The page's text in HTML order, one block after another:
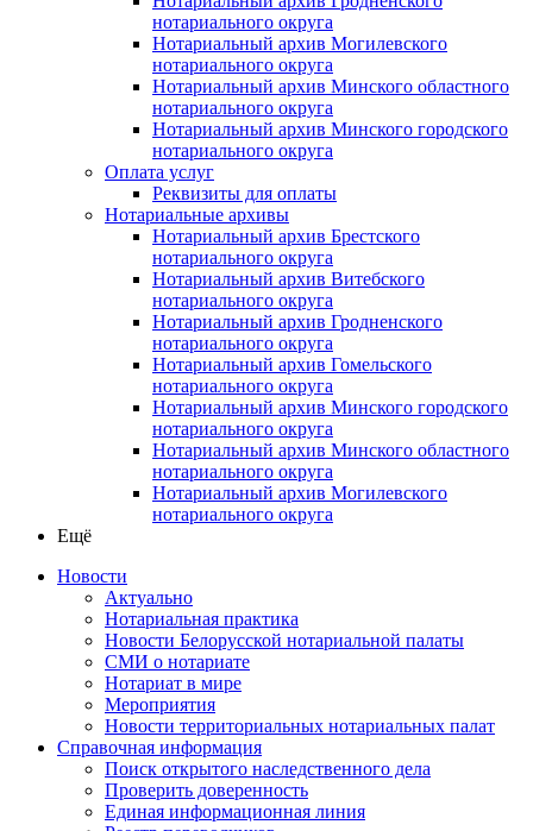
нотариального округа
Нотариальный архив Могилевского
нотариального округа
Нотариальный архив Минского областного
нотариального округа
Нотариальный архив Минского городского
нотариального округа
Оплата услуг
Реквизиты для оплаты
Нотариальные архивы
Нотариальный архив Брестского
нотариального округа
Нотариальный архив Витебского
нотариального округа
Нотариальный архив Гродненского
нотариального округа
Нотариальный архив Гомельского
нотариального округа
Нотариальный архив Минского городского
нотариального округа
Нотариальный архив Минского областного
нотариального округа
Нотариальный архив Могилевского
нотариального округа
Ещё
Новости
Актуально
Нотариальная практика
Новости Белорусской нотариальной палаты
СМИ о нотариате
Нотариат в мире
Мероприятия
Новости территориальных нотариальных палат
Справочная информация
Поиск открытого наследственного дела
Проверить доверенность
Единая информационная линия